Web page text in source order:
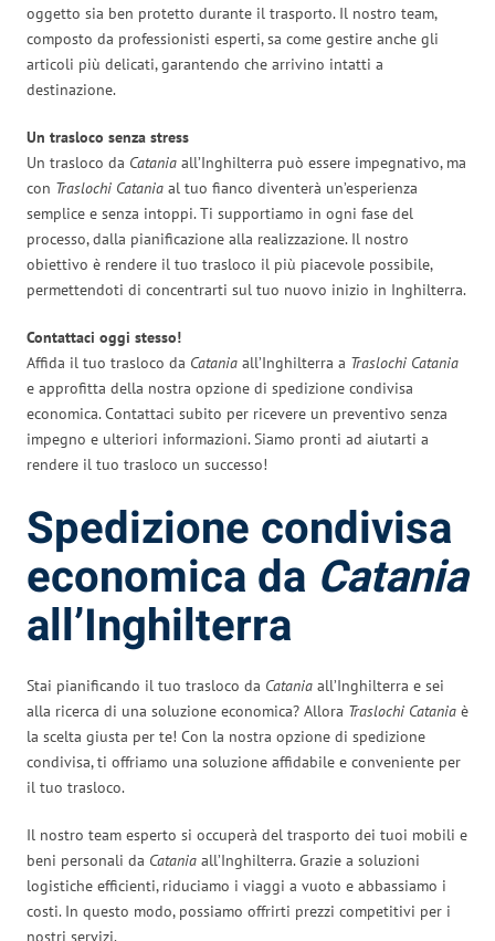
oggetto sia ben protetto durante il trasporto. Il nostro team,
composto da professionisti esperti, sa come gestire anche gli
articoli più delicati, garantendo che arrivino intatti a
destinazione.
Un trasloco senza stress
Un trasloco da Catania all’Inghilterra può essere impegnativo, ma
con Traslochi Catania al tuo fianco diventerà un’esperienza
semplice e senza intoppi. Ti supportiamo in ogni fase del
processo, dalla pianificazione alla realizzazione. Il nostro
obiettivo è rendere il tuo trasloco il più piacevole possibile,
permettendoti di concentrarti sul tuo nuovo inizio in Inghilterra.
Contattaci oggi stesso!
Affida il tuo trasloco da Catania all’Inghilterra a Traslochi Catania
e approfitta della nostra opzione di spedizione condivisa
economica. Contattaci subito per ricevere un preventivo senza
impegno e ulteriori informazioni. Siamo pronti ad aiutarti a
rendere il tuo trasloco un successo!
Spedizione condivisa
economica da Catania
all’Inghilterra
Stai pianificando il tuo trasloco da Catania all’Inghilterra e sei
alla ricerca di una soluzione economica? Allora Traslochi Catania è
la scelta giusta per te! Con la nostra opzione di spedizione
condivisa, ti offriamo una soluzione affidabile e conveniente per
il tuo trasloco.
Il nostro team esperto si occuperà del trasporto dei tuoi mobili e
beni personali da Catania all’Inghilterra. Grazie a soluzioni
logistiche efficienti, riduciamo i viaggi a vuoto e abbassiamo i
costi. In questo modo, possiamo offrirti prezzi competitivi per i
nostri servizi.